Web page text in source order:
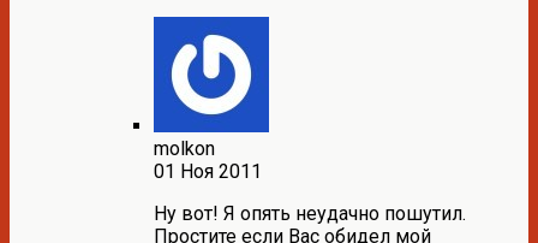
molkon
01 Ноя 2011
Ну вот! Я опять неудачно пошутил.
Простите если Вас обидел мой